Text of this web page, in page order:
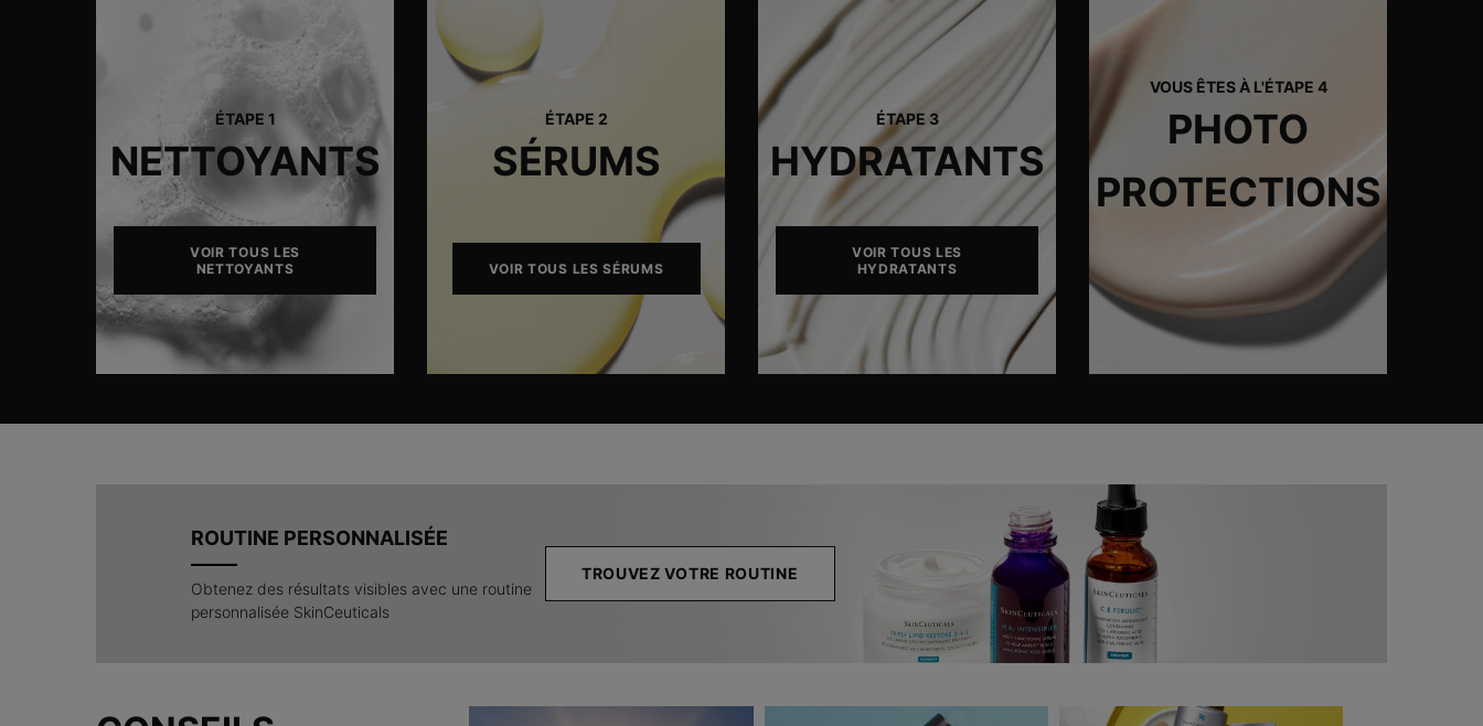
ÉTAPE 1
NETTOYANTS
VOIR TOUS LES
NETTOYANTS
ÉTAPE 2
SÉRUMS
VOIR TOUS LES SÉRUMS
ÉTAPE 3
HYDRATANTS
VOIR TOUS LES
HYDRATANTS
VOUS ÊTES À L'ÉTAPE 4
PHOTO
PROTECTIONS
ROUTINE PERSONNALISÉE
Obtenez des résultats visibles avec une routine
personnalisée SkinCeuticals
TROUVEZ VOTRE ROUTINE